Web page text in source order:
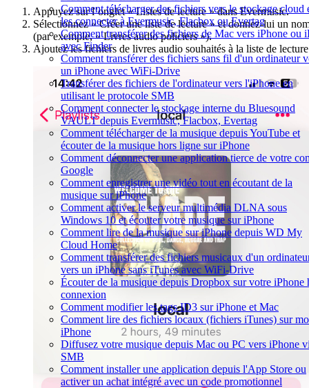
Comment télécharger des fichiers vers le stockage cloud
les connecter à Evermusic, Flacbox ou Evertag
Comment transférer des fichiers de Mac vers iPhone ou
avec Finder
Comment transférer des fichiers sans fil d'un ordinateur
un iPhone avec WiFi-Drive
Transférer des fichiers de l'ordinateur vers l'iPhone en
utilisant le protocole SMB
Comment connecter le stockage interne du Bluesound
VAULT depuis Evermusic, Flacbox, Evertag
Comment télécharger de la musique depuis YouTube et
écouter de la musique hors ligne sur iPhone
Comment déconnecter une application tierce de votre
Google
Comment enregistrer une vidéo tout en écoutant de la
musique sur iPhone
Comment activer le serveur multimédia DLNA sous
Windows 10 et écouter votre musique sur iPhone
Comment lire de la musique sur iPhone depuis WD My
Cloud Home
Comment transférer des fichiers musicaux d'un
vers un iPhone sans iTunes avec WiFi-Drive
Écouter de la musique depuis Dropbox sur votre iPhone
connexion
Comment modifier les tags ID3 sur iPhone et Mac
Comment lire des fichiers locaux (fichiers iTunes) sur
iPhone
Diffusez votre musique depuis Mac ou PC vers iPhone
SMB
Comment installer une application depuis l'App Store ou
activer un achat intégré avec un code promotionnel
Appuyez sur l’onglet « Listes de lecture » dans Evermusic.
Sélectionnez « Créer une liste de lecture » et donnez-lui un
(par exemple, « Livres audio policiers »).
Ajoutez les fichiers de livres audio souhaités à la liste de